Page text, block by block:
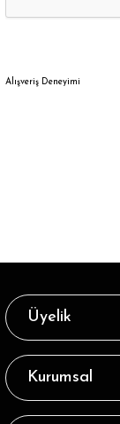
Alışveriş Deneyimi
Üyelik
Kurumsal